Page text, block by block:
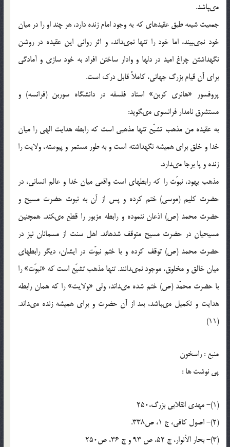
مى‏پاشد.
جمعيت شيعه طبق عقيده‏اى كه به وجود امام زنده دارد، هر چند او را در ميان
خود نمى‏بيند، اما خود را تنها نمى‏داند، و اثر روانى اين عقيده در روشن
نگهداشتن چراغ اميد در دلها و وادار ساختن افراد به خود سازى و آمادگى
براى آن قيام بزرگ جهانى، كاملاً قابل درك است.
پروفسور «هانرى كربن» استاد فلسفه در دانشگاه سوربن (فرانسه) و
مستشرق نامدار فرانسوى مى‏گويد:
به عقيده من مذهب تشيّع تنها مذهبى است كه رابطه هدايت الهى را ميان
خدا و خلق براى هميشه نگهداشته است و به طور مستمر و پيوسته، ولايت را
زنده و پا برجا مى‏دارد.
مذهب يهود، نبوّت را كه رابطه‏اى است واقعى ميان خدا و عالم انسانى، در
حضرت كليم (موسی) ختم كرده و پس از آن به نبوت حضرت مسيح و
حضرت محمد (ص) اذعان ننموده و رابطه مزبور را قطع مى‏كند. همچنين
مسيحيان در حضرت مسيح متوقف شده‏اند. اهل سنت از مسمانان نيز در
حضرت محمد (ص) توقف كرده و با ختم نبوّت در ايشان، ديگر رابطه‏اى
ميان خالق و مخلوق، موجود نمى‏دانند. تنها مذهب تشيّع است كه «نبوّت» را
با حضرت محمّد (ص) ختم شده مى‏داند، ولى «ولايت» را كه همان رابطه
هدايت و تكميل مى‏باشد، بعد از آن حضرت و براى هميشه زنده مى‏داند.
(11)
منبع : راسخون
پی نوشت ها :
(1)- مهدى انقلابى بزرگ،250
(2)- اصول كافى، ج 1، ص338.
(3)- بحار الأنوار، ج 52، ص 93 و ج 36، ص250